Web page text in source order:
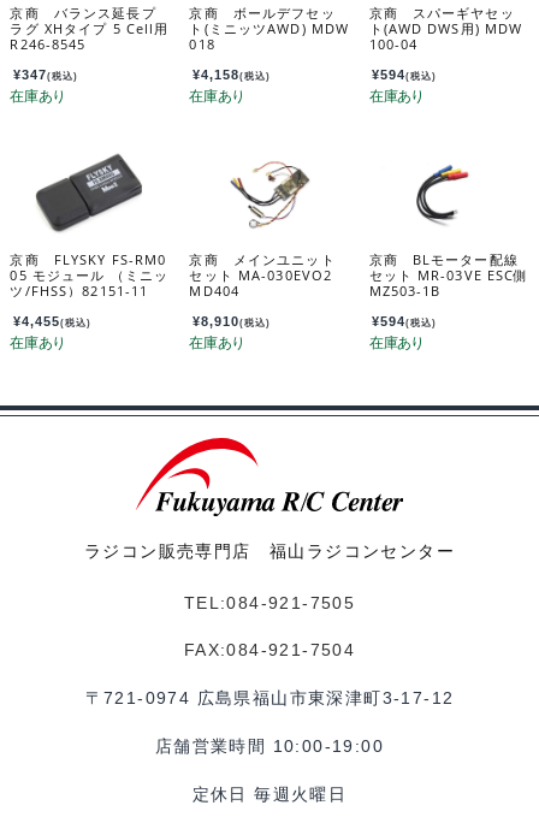
京商 バランス延長プ
ラグ XHタイプ 5 Cell用
R246-8545
¥347(税込)
京商 ボールデフセッ
ト(ミニッツAWD) MDW
018
¥4,158(税込)
京商 スパーギヤセッ
ト(AWD DWS用) MDW
100-04
¥594(税込)
京商 FLYSKY FS-RM0
05 モジュール （ミニッ
ツ/FHSS）82151-11
¥4,455(税込)
京商 メインユニット
セット MA-030EVO2
MD404
¥8,910(税込)
京商 BLモーター配線
セット MR-03VE ESC側
MZ503-1B
¥594(税込)
ラジコン販売専門店 福山ラジコンセンター
TEL:084-921-7505
FAX:084-921-7504
〒721-0974 広島県福山市東深津町3-17-12
店舗営業時間 10:00-19:00
定休日 毎週火曜日